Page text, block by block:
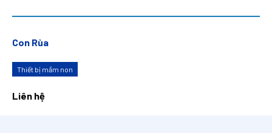
Con Rùa
Thiết bị mầm non
Liên hệ